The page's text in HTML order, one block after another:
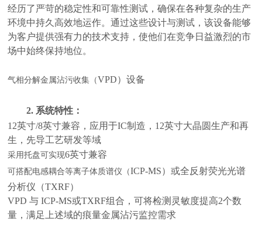
经历了严苛的稳定性和可靠性测试，确保在各种复杂的生产
环境中持久高效地运作。通过这些设计与测试，该设备能够
为客户提供强有力的技术支持，使他们在竞争日益激烈的市
场中始终保持地位。
气相分解金属沾污收集（VPD）设备
2. 系统特性 ：
12英寸/8英寸兼容，应用于IC制造，12英寸大晶圆生产和再
生，先导工艺研发等域
采用托盘可实现6英寸兼容
可搭配电感耦合等离子体质谱仪（ICP-MS）或全反射荧光光谱
分析仪（TXRF）
VPD 与 ICP-MS或TXRF组合，可将检测灵敏度提高2个数
量，满足上述域的痕量金属沾污监控需求